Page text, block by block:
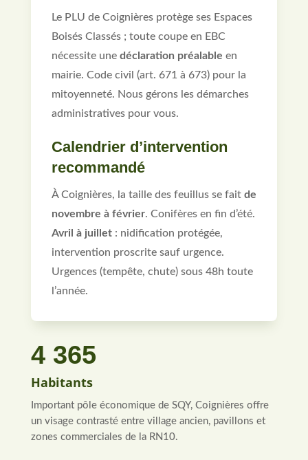
Le PLU de Coignières protège ses Espaces
Boisés Classés ; toute coupe en EBC
nécessite une déclaration préalable en
mairie. Code civil (art. 671 à 673) pour la
mitoyenneté. Nous gérons les démarches
administratives pour vous.
Calendrier d’intervention
recommandé
À Coignières, la taille des feuillus se fait de
novembre à février. Conifères en fin d’été.
Avril à juillet: nidification protégée,
intervention proscrite sauf urgence.
Urgences (tempête, chute) sous 48h toute
l’année.
4 365
Habitants
Important pôle économique de SQY, Coignières offre
un visage contrasté entre village ancien, pavillons et
zones commerciales de la RN10.